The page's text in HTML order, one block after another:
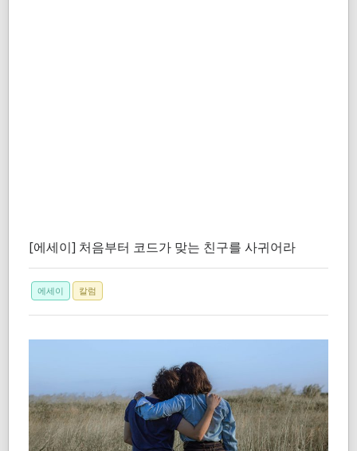
[에세이] 처음부터 코드가 맞는 친구를 사귀어라
에세이 칼럼